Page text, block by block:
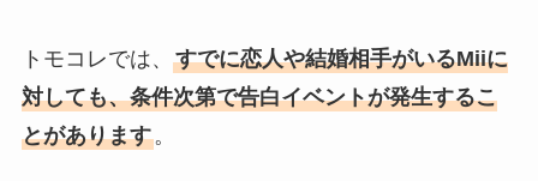
トモコレでは、 すでに恋人や結婚相手がいるMiiに
対しても、条件次第で告白イベントが発生するこ
とがあります。